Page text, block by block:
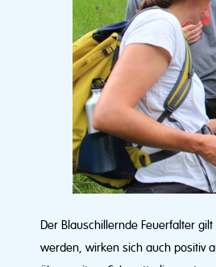
Der Blauschillernde Feuerfalter
werden, wirken sich auch positiv